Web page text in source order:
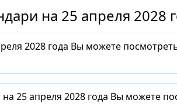
на 25 апреля 2028
2028 года Вы можете
25 апреля 2028 года Вы можете